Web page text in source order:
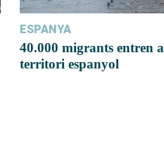
ESPANYA
40.000 migrants entren a
territori espanyol